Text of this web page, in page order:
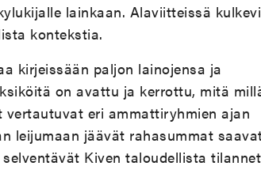
lainkaan. Alaviitteissä
kontekstia.
kirjeissään paljon lainojensa ja
on avattu ja kerrottu, mitä
eri ammattiryhmien ajan
leijumaan jäävät rahasummat
Kiven taloudellista